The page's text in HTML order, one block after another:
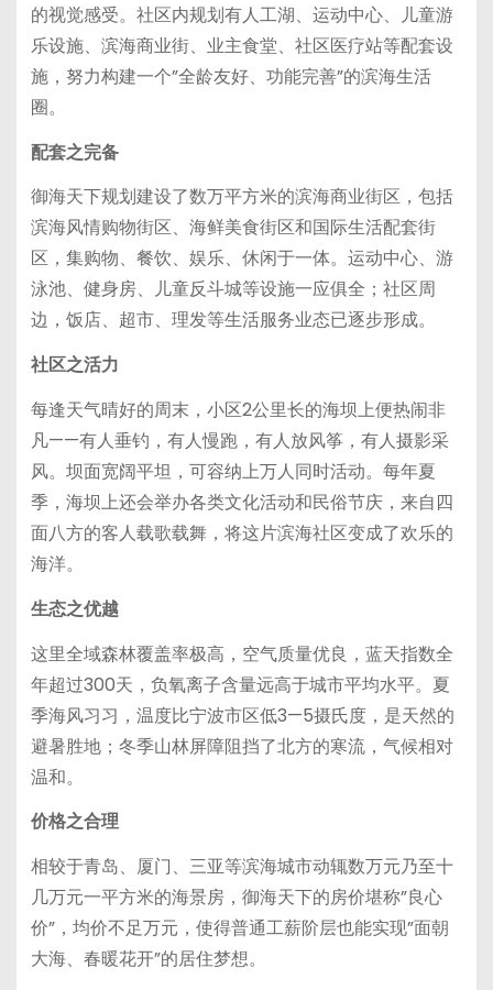
的视觉感受。社区内规划有人工湖、运动中心、儿童游
乐设施、滨海商业街、业主食堂、社区医疗站等配套设
施，努力构建一个”全龄友好、功能完善”的滨海生活
圈。
配套之完备
御海天下规划建设了数万平方米的滨海商业街区，包括
滨海风情购物街区、海鲜美食街区和国际生活配套街
区，集购物、餐饮、娱乐、休闲于一体。运动中心、游
泳池、健身房、儿童反斗城等设施一应俱全；社区周
边，饭店、超市、理发等生活服务业态已逐步形成。
社区之活力
每逢天气晴好的周末，小区2公里长的海坝上便热闹非
凡——有人垂钓，有人慢跑，有人放风筝，有人摄影采
风。坝面宽阔平坦，可容纳上万人同时活动。每年夏
季，海坝上还会举办各类文化活动和民俗节庆，来自四
面八方的客人载歌载舞，将这片滨海社区变成了欢乐的
海洋。
生态之优越
这里全域森林覆盖率极高，空气质量优良，蓝天指数全
年超过300天，负氧离子含量远高于城市平均水平。夏
季海风习习，温度比宁波市区低3—5摄氏度，是天然的
避暑胜地；冬季山林屏障阻挡了北方的寒流，气候相对
温和。
价格之合理
相较于青岛、厦门、三亚等滨海城市动辄数万元乃至十
几万元一平方米的海景房，御海天下的房价堪称”良心
价”，均价不足万元，使得普通工薪阶层也能实现”面朝
大海、春暖花开”的居住梦想。